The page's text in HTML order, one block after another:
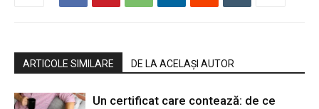
ARTICOLE SIMILARE DE LA ACELAȘI AUTOR
Un certificat care contează: de ce